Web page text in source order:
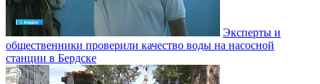
Эксперты и
общественники проверили качество воды на насосной
станции в Бердске